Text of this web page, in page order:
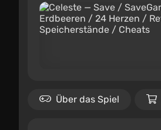
Über das Spiel